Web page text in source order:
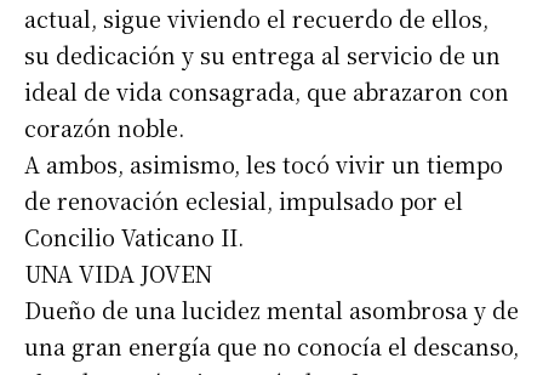
actual, sigue viviendo el recuerdo de ellos,
su dedicación y su entrega al servicio de un
ideal de vida consagrada, que abrazaron con
corazón noble.
A ambos, asimismo, les tocó vivir un tiempo
de renovación eclesial, impulsado por el
Concilio Vaticano II.
UNA VIDA JOVEN
Dueño de una lucidez mental asombrosa y de
una gran energía que no conocía el descanso,